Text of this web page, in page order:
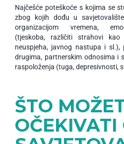
Najčešće poteškoće s kojima se
zbog kojih dođu u
organizacijom vremena,
(tjeskoba, različiti strahovi
neuspjeha, javnog nastupa i
drugima, partnerskim odnosima i
raspoloženja (tuga, depresivnosti,
ŠTO
OČEKIVATI